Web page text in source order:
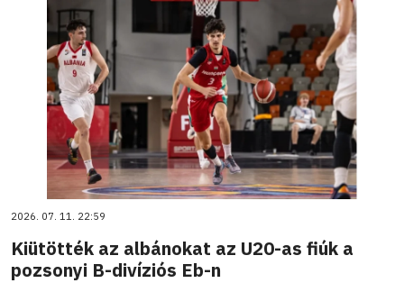
2026. 07. 11. 22:59
Kiütötték az albánokat az U20-as fiúk a
pozsonyi B-divíziós Eb-n